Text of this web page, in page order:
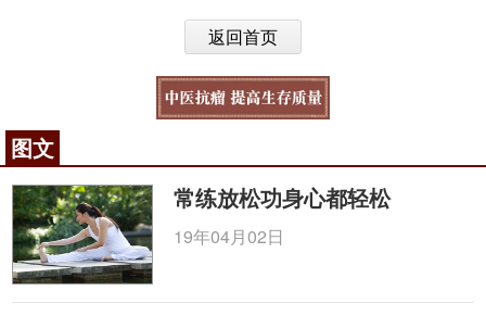
返回首页
图文
常练放松功身心都轻松
19年04月02日